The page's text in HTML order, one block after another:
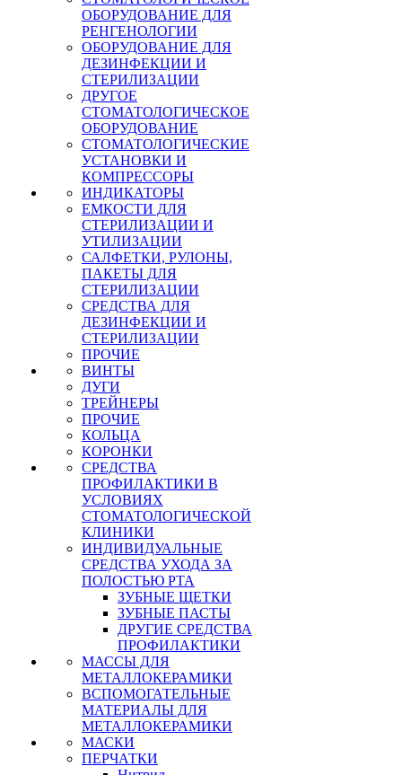
ОБОРУДОВАНИЕ ДЛЯ
РЕНГЕНОЛОГИИ
ОБОРУДОВАНИЕ ДЛЯ
ДЕЗИНФЕКЦИИ И
СТЕРИЛИЗАЦИИ
ДРУГОЕ
СТОМАТОЛОГИЧЕСКОЕ
ОБОРУДОВАНИЕ
СТОМАТОЛОГИЧЕСКИЕ
УСТАНОВКИ И
КОМПРЕССОРЫ
ИНДИКАТОРЫ
ЕМКОСТИ ДЛЯ
СТЕРИЛИЗАЦИИ И
УТИЛИЗАЦИИ
САЛФЕТКИ, РУЛОНЫ,
ПАКЕТЫ ДЛЯ
СТЕРИЛИЗАЦИИ
СРЕДСТВА ДЛЯ
ДЕЗИНФЕКЦИИ И
СТЕРИЛИЗАЦИИ
ПРОЧИЕ
ВИНТЫ
ДУГИ
ТРЕЙНЕРЫ
ПРОЧИЕ
КОЛЬЦА
КОРОНКИ
СРЕДСТВА
ПРОФИЛАКТИКИ В
УСЛОВИЯХ
СТОМАТОЛОГИЧЕСКОЙ
КЛИНИКИ
ИНДИВИДУАЛЬНЫЕ
СРЕДСТВА УХОДА ЗА
ПОЛОСТЬЮ РТА
ЗУБНЫЕ ЩЕТКИ
ЗУБНЫЕ ПАСТЫ
ДРУГИЕ СРЕДСТВА
ПРОФИЛАКТИКИ
МАССЫ ДЛЯ
МЕТАЛЛОКЕРАМИКИ
ВСПОМОГАТЕЛЬНЫЕ
МАТЕРИАЛЫ ДЛЯ
МЕТАЛЛОКЕРАМИКИ
МАСКИ
ПЕРЧАТКИ